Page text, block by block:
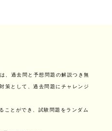
、過去問と予想問題の解説つき無
策として、過去問題にチャレンジ
ことができ、試験問題をランダム